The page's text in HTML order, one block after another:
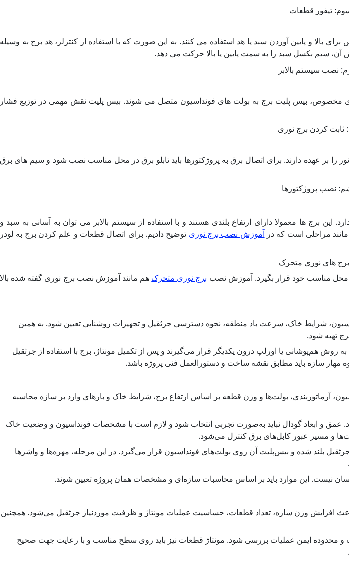
بالا و پایین آوردن سبد یا هد استفاده می کنند. به این صورت که با استفاده از کنترلر، هد برج به وسیله
سیم بکسل سبد را به سمت پایین یا بالا حرکت می دهد.
مخصوص، بیس پلیت برج به بولت های فونداسیون متصل می شوند. بیس پلیت نقش مهمی در توزیع فشار
را بر عهده دارند. برای اتصال برق به پروژکتورها باید تابلو برق در محل مناسب نصب شود و سیم های برق
این برج ها معمولا دارای ارتفاع بلندی هستند و با استفاده از سیستم بالابر می توان به آسانی به سبد و
مراحلی است که درآموزش نصب برج نوری توضیح دادیم. برای اتصال قطعات و علم کردن برج به لودر
محل مناسب خود قرار بگیرد. آموزش نصب برج نوری متحرک هم مانند آموزش نصب برج نوری گفته شده بالا
شرایط خاک، سرعت باد منطقه، نحوه دسترسی جرثقیل و تجهیزات روشنایی تعیین شود. به همین
تهیه شود.
یا اورلپ درون یکدیگر قرار می‌گیرند و پس از تکمیل مونتاژ، برج با استفاده از جرثقیل
سازه باید مطابق نقشه ساخت و دستورالعمل فنی پروژه باشد.
آرماتوربندی، بولت‌ها و وزن قطعه بر اساس ارتفاع برج، شرایط خاک و بارهای وارد بر سازه محاسبه
و ابعاد گودال نباید به‌صورت تجربی انتخاب شود و لازم است با مشخصات فونداسیون و وضعیت خاک
و مسیر عبور کابل‌های برق کنترل می‌شود.
بلند شده و بیس‌پلیت آن روی بولت‌های فونداسیون قرار می‌گیرد. در این مرحله، مهره‌ها و واشرها
نیست. این موارد باید بر اساس محاسبات سازه‌ای و مشخصات همان پروژه تعیین شوند.
افزایش وزن سازه، تعداد قطعات، حساسیت عملیات مونتاژ و ظرفیت موردنیاز جرثقیل می‌شود. همچنین
محدوده ایمن عملیات بررسی شود. مونتاژ قطعات نیز باید روی سطح مناسب و با رعایت جهت صحیح